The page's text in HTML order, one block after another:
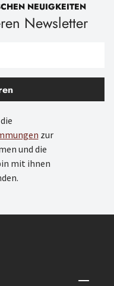
NEUIGKEITEN
Newsletter
zur
und die
mit ihnen